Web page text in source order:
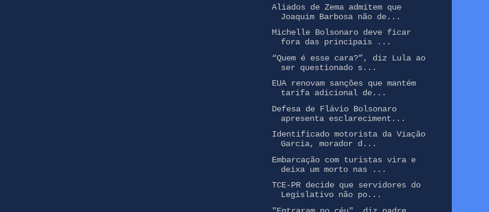
Aliados de Zema admitem que
Joaquim Barbosa não de...
Michelle Bolsonaro deve ficar
fora das principais ...
“Quem é esse cara?”, diz Lula ao
ser questionado s...
EUA renovam sanções que mantém
tarifa adicional de...
Defesa de Flávio Bolsonaro
apresenta esclareciment...
Identificado motorista da Viação
Garcia, morador d...
Embarcação com turistas vira e
deixa um morto nas ...
TCE-PR decide que servidores do
Legislativo não po...